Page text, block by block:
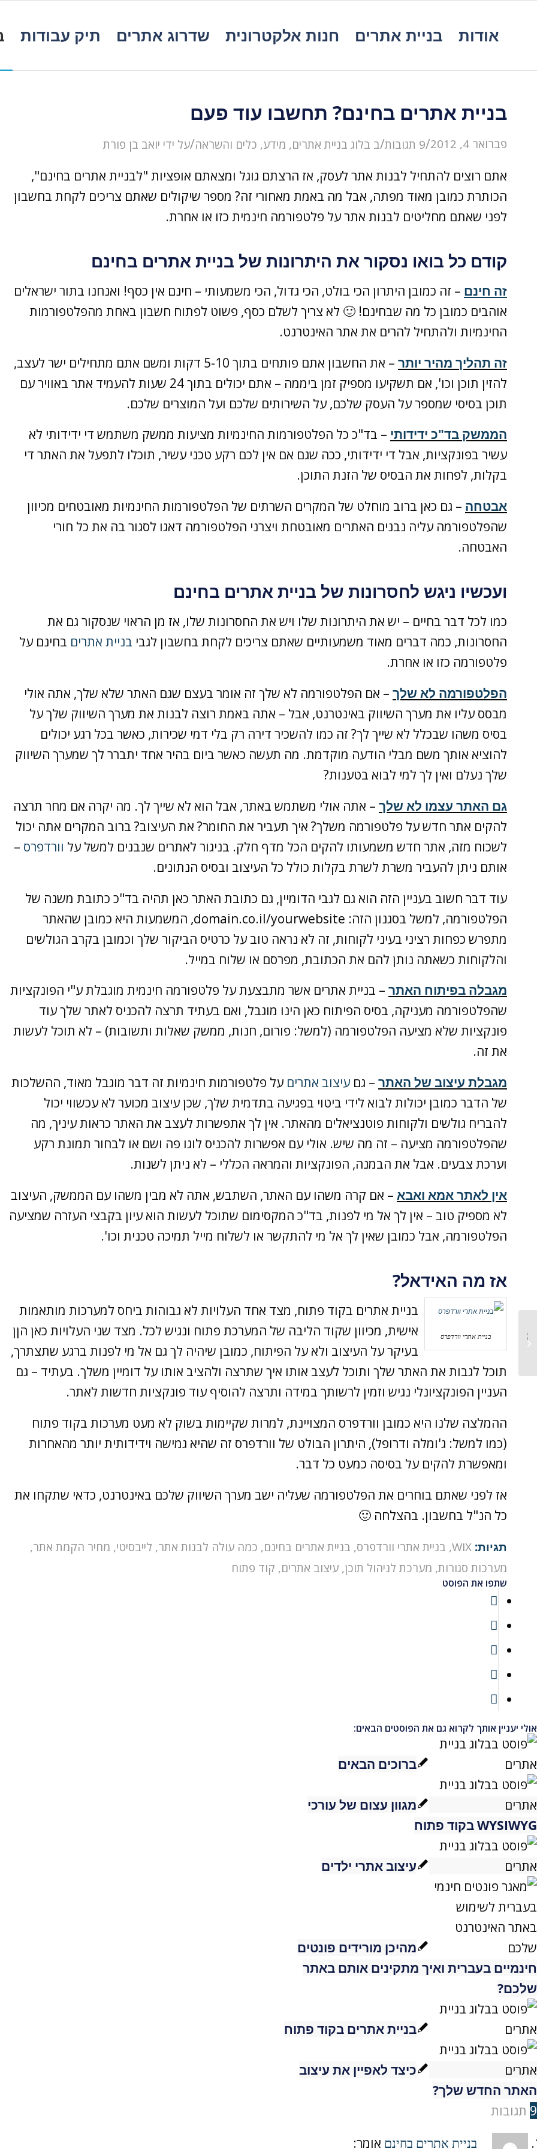
אודות בניית אתרים חנות אלקטרונית שדרוג אתרים תיק עבודות
בניית אתרים בחינם? תחשבו עוד פעם
פברואר 4, 2012 /9 תגובות /ב בלוג בניית אתרים, מידע, כלים והשראה/על ידי יואב בן פורת
אתם רוצים להתחיל לבנות אתר לעסק, אז הרצתם גוגל ומצאתם אופציות "לבניית אתרים בחינם",
הכותרת כמובן מאוד מפתה, אבל מה באמת מאחורי זה? מספר שיקולים שאתם צריכים לקחת בחשבון
לפני שאתם מחליטים לבנות אתר על פלטפורמה חינמית כזו או אחרת.
קודם כל בואו נסקור את היתרונות של בניית אתרים בחינם
זה חינם – זה כמובן היתרון הכי בולט, הכי גדול, הכי משמעותי – חינם אין כסף! ואנחנו בתור ישראלים
אוהבים כמובן כל מה שבחינם! 🙂 לא צריך לשלם כסף, פשוט לפתוח חשבון באחת מהפלטפורמות
החינמיות ולהתחיל להרים את אתר האינטרנט.
זה תהליך מהיר יותר
– את החשבון אתם פותחים בתוך 5-10 דקות ומשם אתם מתחילים ישר לעצב,
להזין תוכן וכו', אם תשקיעו מספיק זמן ביממה – אתם יכולים בתוך 24 שעות להעמיד אתר באוויר עם
תוכן בסיסי שמספר על העסק שלכם, על השירותים שלכם ועל המוצרים שלכם.
הממשק בד"כ ידידותי – בד"כ כל הפלטפורמות החינמיות מציעות ממשק משתמש די ידידותי לא
עשיר בפונקציות, אבל די ידידותי, ככה שגם אם אין לכם רקע טכני עשיר, תוכלו לתפעל את האתר די
בקלות, לפחות את הבסיס של הזנת התוכן.
אבטחה – גם כאן ברוב מוחלט של המקרים השרתים של הפלטפורמות החינמיות מאובטחים מכיוון
שהפלטפורמה עליה נבנים האתרים מאובטחת ויצרני הפלטפורמה דאגו לסגור בה את כל חורי
האבטחה.
ועכשיו ניגש לחסרונות של בניית אתרים בחינם
כמו לכל דבר בחיים – יש את היתרונות שלו ויש את החסרונות שלו, אז מן הראוי שנסקור גם את
החסרונות, כמה דברים מאוד משמעותיים שאתם צריכים לקחת בחשבון לגבי בניית אתרים בחינם על
פלטפורמה כזו או אחרת.
הפלטפורמה לא שלך – אם הפלטפורמה לא שלך זה אומר בעצם שגם האתר שלא שלך, אתה אולי
מבסס עליו את מערך השיווק באינטרנט, אבל – אתה באמת רוצה לבנות את מערך השיווק שלך על
בסיס משהו שבכלל לא שייך לך? זה כמו להשכיר דירה רק בלי דמי שכירות, כאשר בכל רגע יכולים
להוציא אותך משם מבלי הודעה מוקדמת. מה תעשה כאשר ביום בהיר אחד יתברר לך שמערך השיווק
שלך נעלם ואין לך למי לבוא בטענות?
גם האתר עצמו לא שלך – אתה אולי משתמש באתר, אבל הוא לא שייך לך. מה יקרה אם מחר תרצה
להקים אתר חדש על פלטפורמה משלך? איך תעביר את החומר? את העיצוב? ברוב המקרים אתה יכול
לשכוח מזה, אתר חדש משמעותו להקים הכל מדף חלק. בניגור לאתרים שנבנים למשל על וורדפרס –
אותם ניתן להעביר משרת לשרת בקלות כולל כל העיצוב ובסיס הנתונים.
עוד דבר חשוב בעניין הזה הוא גם לגבי הדומיין, גם כתובת האתר כאן תהיה בד"כ כתובת משנה של
הפלטפורמה, למשל בסגנון הזה: domain.co.il/yourwebsite, המשמעות היא כמובן שהאתר
מתפרש כפחות רציני בעיני לקוחות, זה לא נראה טוב על כרטיס הביקור שלך וכמובן בקרב הגולשים
והלקוחות כשאתה נותן להם את הכתובת, מפרסם או שלוח במייל.
מגבלה בפיתוח האתר – בניית אתרים אשר מתבצעת על פלטפורמה חינמית מוגבלת ע"י הפונקציות
שהפלטפורמה מעניקה, בסיס הפיתוח כאן הינו מוגבל, ואם בעתיד תרצה להכניס לאתר שלך עוד
פונקציות שלא מציעה הפלטפורמה (למשל: פורום, חנות, ממשק שאלות ותשובות) – לא תוכל לעשות
את זה.
מגבלת עיצוב של האתר – גם עיצוב אתרים על פלטפורמות חינמיות זה דבר מוגבל מאוד, ההשלכות
של הדבר כמובן יכולות לבוא לידי ביטוי בפגיעה בתדמית שלך, שכן עיצוב מכוער לא עכשווי יכול
להבריח גולשים ולקוחות פוטנציאלים מהאתר. אין לך אתפשרות לעצב את האתר כראות עיניך, מה
שהפלטפורמה מציעה – זה מה שיש. אולי עם אפשרות להכניס לוגו פה ושם או לבחור תמונת רקע
וערכת צבעים. אבל את הבמנה, הפונקציות והמראה הכללי – לא ניתן לשנות.
אין לאתר אמא ואבא – אם קרה משהו עם האתר, השתבש, אתה לא מבין משהו עם הממשק, העיצוב
לא מספיק טוב – אין לך אל מי לפנות, בד"כ המקסימום שתוכל לעשות הוא עיון בקבצי העזרה שמציעה
הפלטפורמה, אבל כמובן שאין לך אל מי להתקשר או לשלוח מייל תמיכה טכנית וכו'.
אז מה האידאל?
בניית אתרי וורדפרס
בניית אתרים בקוד פתוח, מצד אחד העלויות לא גבוהות ביחס למערכות מותאמות
אישית, מכיוון שקוד הליבה של המערכת פתוח ונגיש לכל. מצד שני העלויות כאן הןן
בעיקר על העיצוב ולא על הפיתוח, כמובן שיהיה לך גם אל מי לפנות ברגע שתצתרך,
תוכל לגבות את האתר שלך ותוכל לעצב אותו איך שתרצה ולהציב אותו על דומיין משלך. בעתיד – גם
העניין הפונקציונלי נגיש וזמין לרשותך במידה ותרצה להוסיף עוד פונקציות חדשות לאתר.
ההמלצה שלנו היא כמובן וורדפרס המצויינת, למרות שקיימות בשוק לא מעט מערכות בקוד פתוח
(כמו למשל: ג'ומלה ודרופל), היתרון הבולט של וורדפרס זה שהיא גמישה וידידותית יותר מהאחרות
ומאפשרת להקים על בסיסה כמעט כל דבר.
אז לפני שאתם בוחרים את הפלטפורמה שעליה ישב מערך השיווק שלכם באינטרנט, כדאי שתקחו את
כל הנ"ל בחשבון. בהצלחה 🙂
תגיות: WIX
, בניית אתרי וורדפרס, בניית אתרים בחינם, כמה עולה לבנות אתר, לייבסיטי, מחיר הקמת אתר,
מערכות סגורות, מערכת לניהול תוכן, עיצוב אתרים, קוד פתוח
שתפו את הפוסט
אולי יעניין אותך לקרוא גם את הפוסטים הבאים:
ברוכים הבאים
מגוון עצום של עורכי
WYSIWYG בקוד פתוח
עיצוב אתרי ילדים
מהיכן מורידים פונטים
חינמיים בעברית ואיך מתקינים אותם באתר
שלכם?
בניית אתרים בקוד פתוח
כיצד לאפיין את עיצוב
האתר החדש שלך?
9 תגובות
בניית אתרים בחינם אומר:
פרסום בגוגל אדוורדס – איך
להצליח בלי לקרוע את
הכיס?...